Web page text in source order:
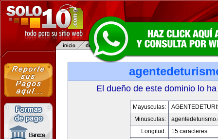
El dueño de este dominio lo
Mayusculas:
Minusculas:
Longitud:
15 caracteres